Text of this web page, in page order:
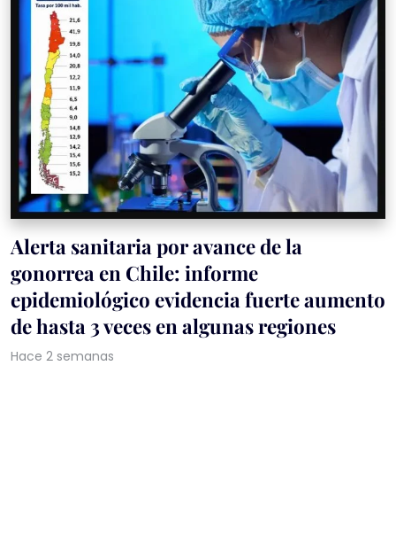
Alerta sanitaria por avance de la
gonorrea en Chile: informe
epidemiológico evidencia fuerte aumento
de hasta 3 veces en algunas regiones
Hace 2 semanas